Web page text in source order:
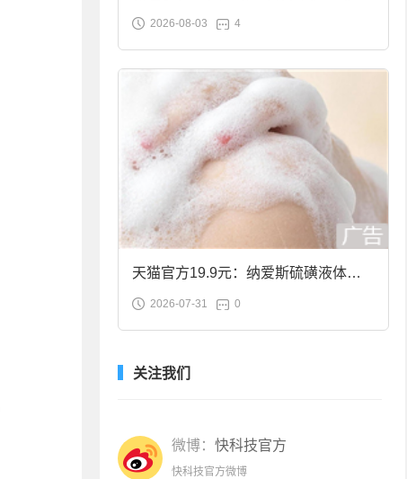
合金筷子大促：19.9元
2026-08-03 4
天猫官方19.9元：纳爱斯硫磺液体香
皂2斤大促
2026-07-31 0
关注我们
微博： 快科技官方
快科技官方微博